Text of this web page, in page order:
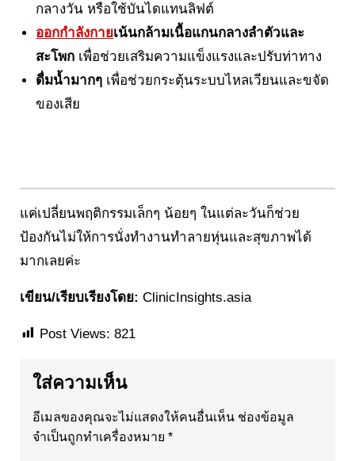
กลางวัน หรือใช้บันไดแทนลิฟต์
ออกกำลังกายเน้นกล้ามเนื้อแกนกลางลำตัวและ
สะโพก เพื่อช่วยเสริมความแข็งแรงและปรับท่าทาง
ดื่มน้ำมากๆ เพื่อช่วยกระตุ้นระบบไหลเวียนและขจัด
ของเสีย
แค่เปลี่ยนพฤติกรรมเล็กๆ น้อยๆ ในแต่ละวันก็ช่วย
ป้องกันไม่ให้การนั่งทำงานทำลายหุ่นและสุขภาพได้
มากเลยค่ะ
เขียน/เรียบเรียงโดย: ClinicInsights.asia
Post Views: 821
ใส่ความเห็น
อีเมลของคุณจะไม่แสดงให้คนอื่นเห็น ช่องข้อมูล
จำเป็นถูกทำเครื่องหมาย *